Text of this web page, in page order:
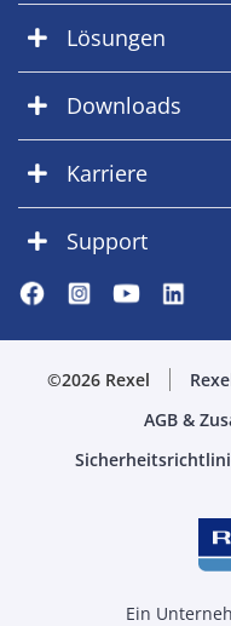
Lösungen
Downloads
Karriere
Support
©2026 Rexel
AGB &
Ein